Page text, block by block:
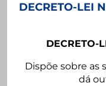
DECRETO-LEI
DECRETO-
Dispõe sobre as
dá